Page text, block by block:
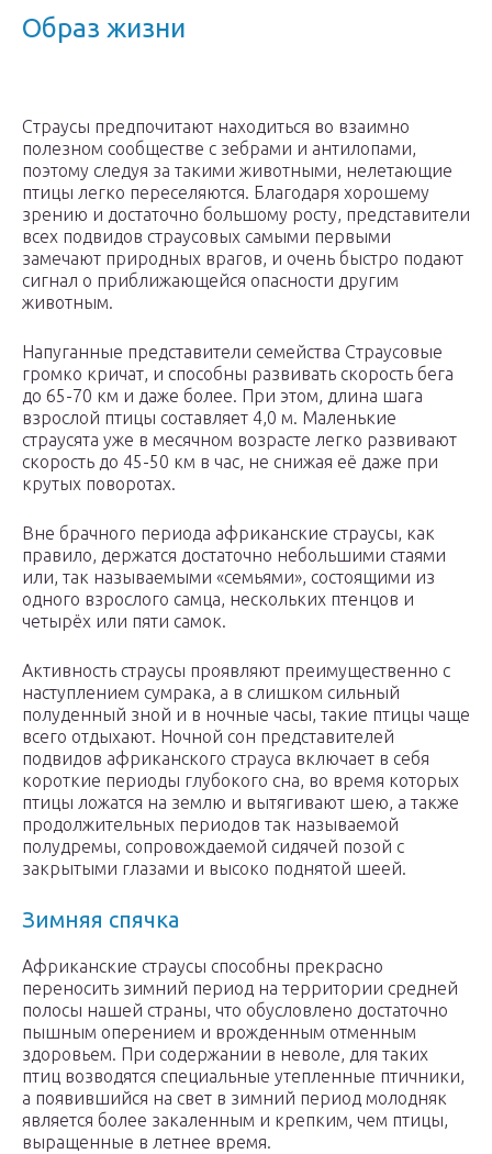
Образ жизни
Страусы предпочитают находиться во взаимно
полезном сообществе с зебрами и антилопами,
поэтому следуя за такими животными, нелетающие
птицы легко переселяются. Благодаря хорошему
зрению и достаточно большому росту, представители
всех подвидов страусовых самыми первыми
замечают природных врагов, и очень быстро подают
сигнал о приближающейся опасности другим
животным.
Напуганные представители семейства Страусовые
громко кричат, и способны развивать скорость бега
до 65-70 км и даже более. При этом, длина шага
взрослой птицы составляет 4,0 м. Маленькие
страусята уже в месячном возрасте легко развивают
скорость до 45-50 км в час, не снижая её даже при
крутых поворотах.
Вне брачного периода африканские страусы, как
правило, держатся достаточно небольшими стаями
или, так называемыми «семьями», состоящими из
одного взрослого самца, нескольких птенцов и
четырёх или пяти самок.
Активность страусы проявляют преимущественно с
наступлением сумрака, а в слишком сильный
полуденный зной и в ночные часы, такие птицы чаще
всего отдыхают. Ночной сон представителей
подвидов африканского страуса включает в себя
короткие периоды глубокого сна, во время которых
птицы ложатся на землю и вытягивают шею, а также
продолжительных периодов так называемой
полудремы, сопровождаемой сидячей позой с
закрытыми глазами и высоко поднятой шеей.
Зимняя спячка
Африканские страусы способны прекрасно
переносить зимний период на территории средней
полосы нашей страны, что обусловлено достаточно
пышным оперением и врожденным отменным
здоровьем. При содержании в неволе, для таких
птиц возводятся специальные утепленные птичники,
а появившийся на свет в зимний период молодняк
является более закаленным и крепким, чем птицы,
выращенные в летнее время.